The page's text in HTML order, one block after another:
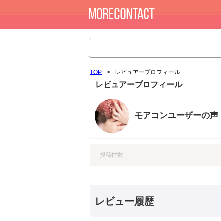
TOP > レビュアープロフィール
レビュアープロフィール
モアコンユーザーの声
投稿件数
レビュー履歴